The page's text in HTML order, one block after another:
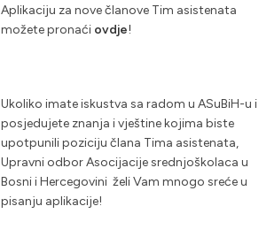
Aplikaciju za nove članove Tim asistenata
možete pronaći ovdje!
Ukoliko imate iskustva sa radom u ASuBiH-u i
posjedujete znanja i vještine kojima biste
upotpunili poziciju člana Tima asistenata,
Upravni odbor Asocijacije srednjoškolaca u
Bosni i Hercegovini želi Vam mnogo sreće u
pisanju aplikacije!